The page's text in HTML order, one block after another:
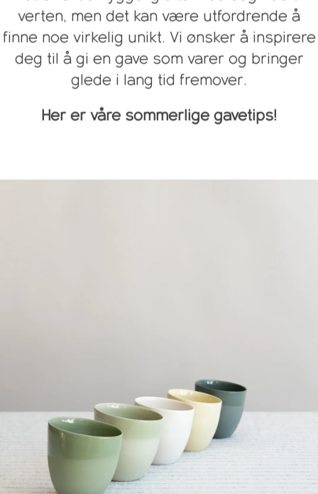
verten, men det kan være utfordrende å
finne noe virkelig unikt. Vi ønsker å inspirere
deg til å gi en gave som varer og bringer
glede i lang tid fremover.
Her er våre sommerlige gavetips!